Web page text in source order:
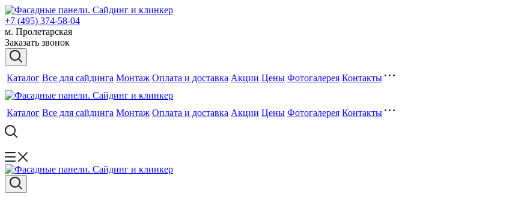
+7 (495) 374-58-04
м. Пролетарская
Заказать звонок
Каталог Все для сайдинга Монтаж Оплата и доставка Акции Цены Фотогалерея Контакты
Каталог Все для сайдинга Монтаж Оплата и доставка Акции Цены Фотогалерея Контакты